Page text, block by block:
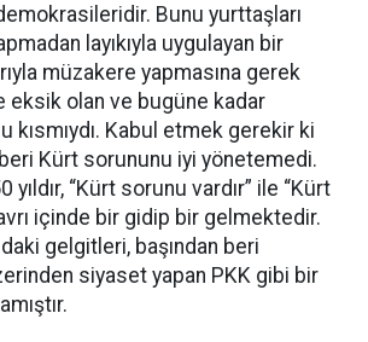
Bunu yurttaşları
layıkıyla uygulayan bir
müzakere yapmasına gerek
eksik olan ve bugüne kadar
kısmıydı. Kabul etmek gerekir ki
Kürt sorununu iyi yönetemedi.
yıldır, “Kürt sorunu vardır” ile “Kürt
içinde bir gidip bir gelmektedir.
gelgitleri, başından beri
siyaset yapan PKK gibi bir